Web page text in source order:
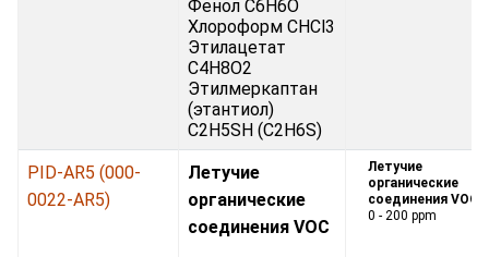
Фенол C6H6O
Хлороформ CHCl3
Этилацетат
C4H8O2
Этилмеркаптан
(этантиол)
C2H5SH (C2H6S)
PID-AR5 (000-
0022-AR5)
Летучие
органические
соединения VOC
Летучие
органические
соединения VOC:
0 - 200 ppm